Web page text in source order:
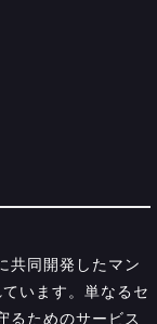
共同開発したマン
います。単なるセ
るためのサービス